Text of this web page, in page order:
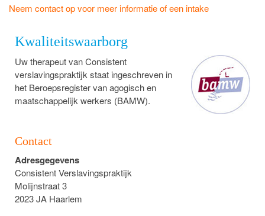
Neem contact op voor meer informatie of een intake
Kwaliteitswaarborg
Uw therapeut van Consistent
verslavingspraktijk staat ingeschreven in
het Beroepsregister van agogisch en
maatschappelijk werkers (BAMW).
Contact
Adresgegevens
Consistent Verslavingspraktijk
Molijnstraat 3
2023 JA Haarlem